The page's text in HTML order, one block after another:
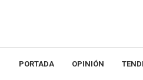
PORTADA OPINIÓN